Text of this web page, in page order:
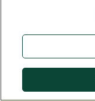
es